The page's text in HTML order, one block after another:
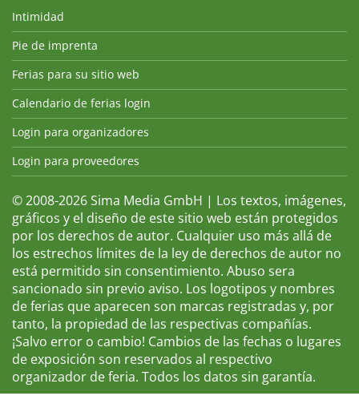
Intimidad
Pie de imprenta
Ferias para su sitio web
Calendario de ferias login
Login para organizadores
Login para proveedores
© 2008-2026 Sima Media GmbH | Los textos, imágenes,
gráficos y el diseño de este sitio web están protegidos
por los derechos de autor. Cualquier uso más allá de
los estrechos límites de la ley de derechos de autor no
está permitido sin consentimiento. Abuso sera
sancionado sin previo aviso. Los logotipos y nombres
de ferias que aparecen son marcas registradas y, por
tanto, la propiedad de las respectivas compañías.
¡Salvo error o cambio! Cambios de las fechas o lugares
de exposición son reservados al respectivo
organizador de feria. Todos los datos sin garantía.